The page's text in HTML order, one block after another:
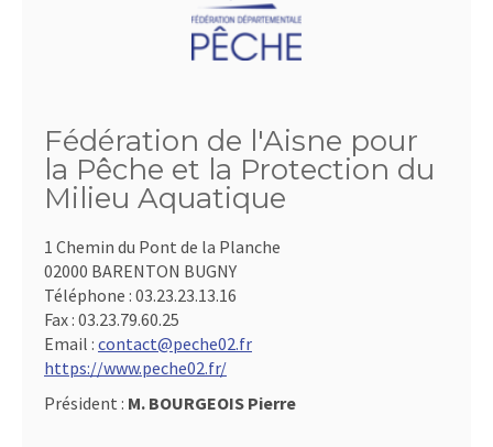
Fédération de l'Aisne pour
la Pêche et la Protection du
Milieu Aquatique
1 Chemin du Pont de la Planche
02000 BARENTON BUGNY
Téléphone : 03.23.23.13.16
Fax : 03.23.79.60.25
Email : contact@peche02.fr
https://www.peche02.fr/
Président : M. BOURGEOIS Pierre